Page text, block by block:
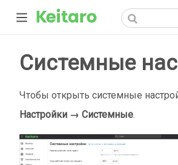
Cистемные
Чтобы открыть системные
Настройки → Системные.